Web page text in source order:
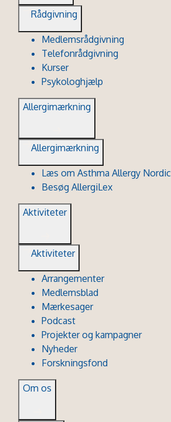
Rådgivning
Medlemsrådgivning
Telefonrådgivning
Kurser
Psykologhjælp
Allergimærkning
Allergimærkning
Læs om Asthma Allergy Nordic
Besøg AllergiLex
Aktiviteter
Aktiviteter
Arrangementer
Medlemsblad
Mærkesager
Podcast
Projekter og kampagner
Nyheder
Forskningsfond
Om os